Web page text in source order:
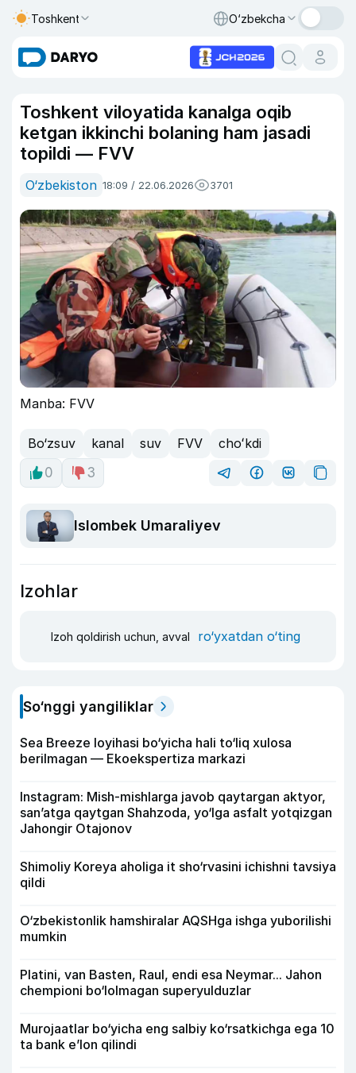
Toshkent O‘zbekcha
Toshkent viloyatida kanalga oqib
ketgan ikkinchi bolaning ham jasadi
topildi — FVV
O‘zbekiston 18:09 / 22.06.2026 3701
Manba: FVV
Bo‘zsuv kanal suv FVV
choʻkdi
0
3
Islombek Umaraliyev
Izohlar
Izoh qoldirish uchun, avval ro‘yxatdan o‘ting
So‘nggi yangiliklar
Sea Breeze loyihasi bo‘yicha hali to‘liq xulosa
berilmagan — Ekoekspertiza markazi
Instagram: Mish-mishlarga javob qaytargan aktyor,
san’atga qaytgan Shahzoda, yo‘lga asfalt yotqizgan
Jahongir Otajonov
Shimoliy Koreya aholiga it sho‘rvasini ichishni tavsiya
qildi
O‘zbekistonlik hamshiralar AQSHga ishga yuborilishi
mumkin
Platini, van Basten, Raul, endi esa Neymar... Jahon
chempioni bo‘lolmagan superyulduzlar
Murojaatlar bo‘yicha eng salbiy ko‘rsatkichga ega 10
ta bank e’lon qilindi